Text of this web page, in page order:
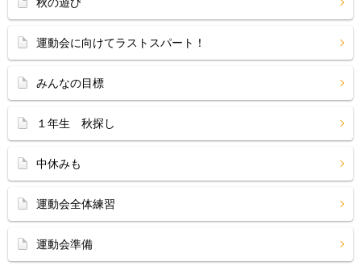
運動会に向けてラストスパート！
みんなの目標
１年生 秋探し
中休みも
運動会全体練習
運動会準備